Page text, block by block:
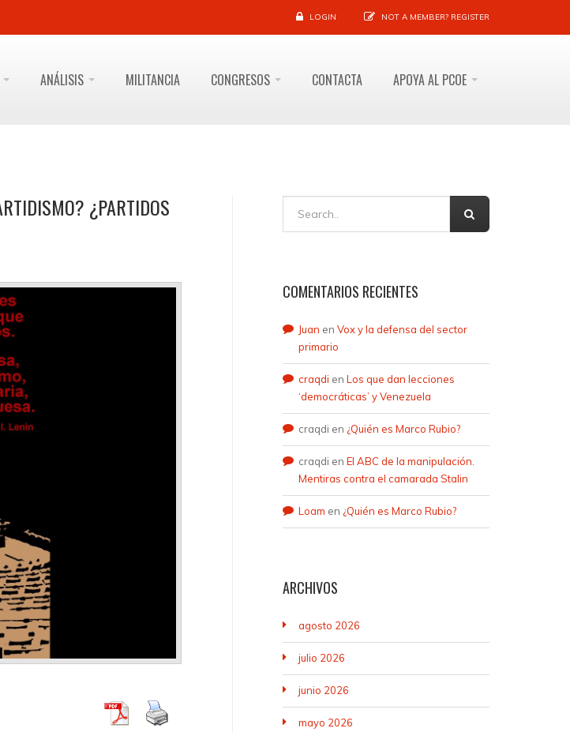
LOGIN NOT A MEMBER? REGISTER
ANÁLISIS MILITANCIA CONGRESOS CONTACTA APOYA AL PCOE
¿PARTIDOS
COMENTARIOS RECIENTES
Juan en Vox y la defensa del sector
primario
craqdi en Los que dan lecciones
‘democráticas’ y Venezuela
craqdi en ¿Quién es Marco Rubio?
craqdi en El ABC de la manipulación.
Mentiras contra el camarada Stalin
Loam en ¿Quién es Marco Rubio?
ARCHIVOS
agosto 2026
julio 2026
junio 2026
mayo 2026